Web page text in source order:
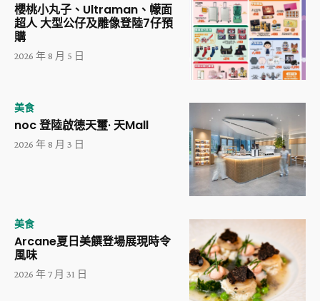
櫻桃小丸子、Ultraman、幪面
超人 大型公仔及雕像登陸7仔預
購
2026 年 8 月 5 日
美食
noc 登陸啟德天璽· 天Mall
2026 年 8 月 3 日
美食
Arcane夏日美饌登場展現時令
風味
2026 年 7 月 31 日